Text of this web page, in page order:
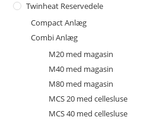
Twinheat Reservedele
Compact Anlæg
Combi Anlæg
M20 med magasin
M40 med magasin
M80 med magasin
MCS 20 med cellesluse
MCS 40 med cellesluse